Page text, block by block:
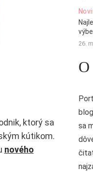
ktorý sa
kútikom.
nového
26.
O
sa